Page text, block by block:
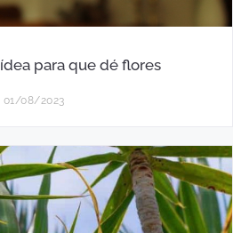
para que dé flores
01/08/2023